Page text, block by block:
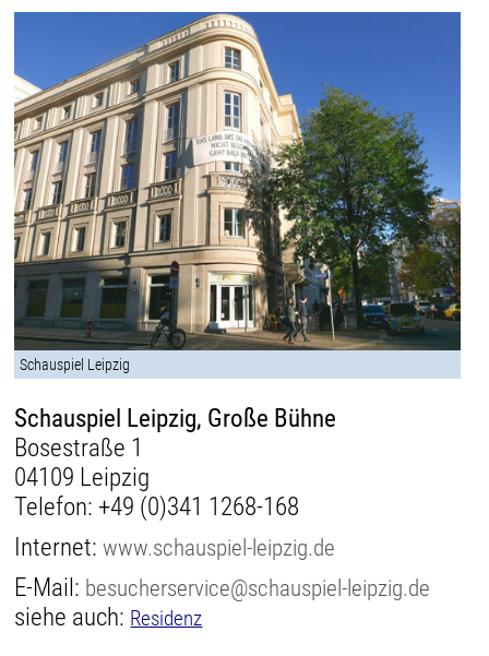
Schauspiel Leipzig
Schauspiel Leipzig, Große Bühne
Bosestraße 1
04109 Leipzig
Telefon: +49 (0)341 1268-168
Internet:www.schauspiel-leipzig.de
E-Mail: besucherservice@schauspiel-leipzig.de
siehe auch: Residenz